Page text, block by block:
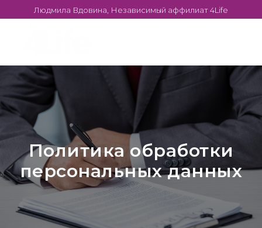
Людмила Вдовина, Независимый аффилиат 4Life
Политика обработки
персональных данных